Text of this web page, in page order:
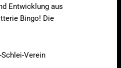
Entwicklung aus
Bingo! Die
Verein